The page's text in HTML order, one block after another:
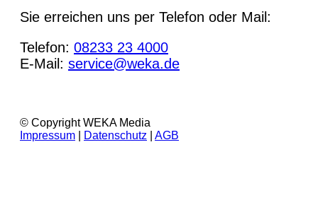
Sie erreichen uns per Telefon oder Mail:
Telefon: 08233 23 4000
E-Mail: service@weka.de
© Copyright WEKA Media
Impressum
Datenschutz AGB